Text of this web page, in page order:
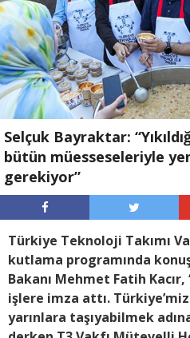
Selçuk Bayraktar:
bütün müesseseleriyle
gerekiyor”
Türkiye Teknoloji Takımı
kutlama programında
Bakanı Mehmet Fatih
işlere imza attı.
yarınlara taşıyabilmek